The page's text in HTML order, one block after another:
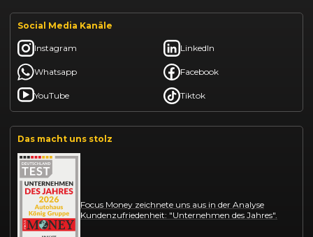
Social Media Kanäle
Instagram LinkedIn
Whatsapp Facebook
YouTube Tiktok
Das macht uns stolz
Focus Money zeichnete uns aus in der Analyse
Kundenzufriedenheit: "Unternehmen des Jahres".